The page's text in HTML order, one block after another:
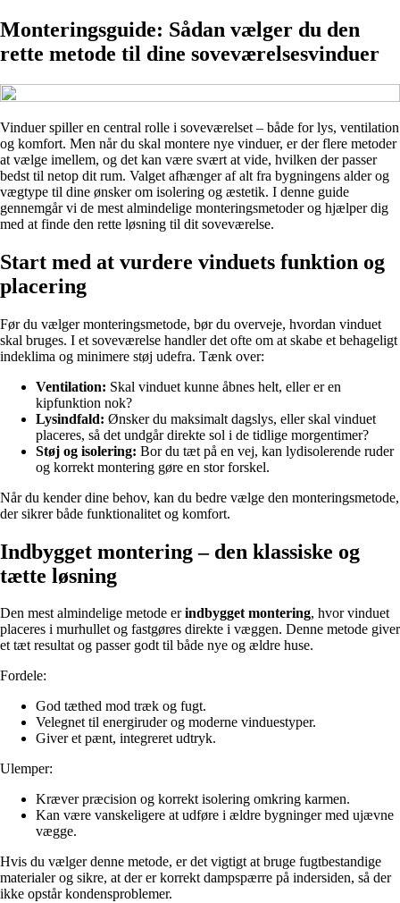
Monteringsguide: Sådan vælger du den
rette metode til dine soveværelsesvinduer
Vinduer spiller en central rolle i soveværelset – både for lys, ventilation
og komfort. Men når du skal montere nye vinduer, er der flere metoder
at vælge imellem, og det kan være svært at vide, hvilken der passer
bedst til netop dit rum. Valget afhænger af alt fra bygningens alder og
vægtype til dine ønsker om isolering og æstetik. I denne guide
gennemgår vi de mest almindelige monteringsmetoder og hjælper dig
med at finde den rette løsning til dit soveværelse.
Start med at vurdere vinduets funktion og
placering
Før du vælger monteringsmetode, bør du overveje, hvordan vinduet
skal bruges. I et soveværelse handler det ofte om at skabe et behageligt
indeklima og minimere støj udefra. Tænk over:
Ventilation: Skal vinduet kunne åbnes helt, eller er en
kipfunktion nok?
Lysindfald: Ønsker du maksimalt dagslys, eller skal vinduet
placeres, så det undgår direkte sol i de tidlige morgentimer?
Støj og isolering: Bor du tæt på en vej, kan lydisolerende ruder
og korrekt montering gøre en stor forskel.
Når du kender dine behov, kan du bedre vælge den monteringsmetode,
der sikrer både funktionalitet og komfort.
Indbygget montering – den klassiske og
tætte løsning
Den mest almindelige metode erindbygget montering, hvor vinduet
placeres i murhullet og fastgøres direkte i væggen. Denne metode giver
et tæt resultat og passer godt til både nye og ældre huse.
Fordele:
God tæthed mod træk og fugt.
Velegnet til energiruder og moderne vinduestyper.
Giver et pænt, integreret udtryk.
Ulemper:
Kræver præcision og korrekt isolering omkring karmen.
Kan være vanskeligere at udføre i ældre bygninger med ujævne
vægge.
Hvis du vælger denne metode, er det vigtigt at bruge fugtbestandige
materialer og sikre, at der er korrekt dampspærre på indersiden, så der
ikke opstår kondensproblemer.